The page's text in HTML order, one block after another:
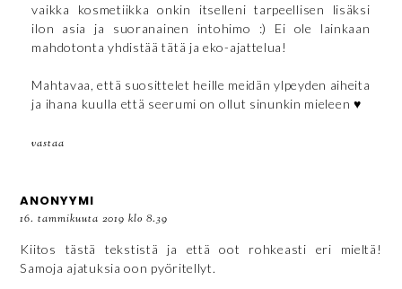
vaikka kosmetiikka onkin itselleni tarpeellisen lisäksi
ilon asia ja suoranainen intohimo :) Ei ole lainkaan
mahdotonta yhdistää tätä ja eko-ajattelua!
Mahtavaa, että suosittelet heille meidän ylpeyden aiheita
ja ihana kuulla että seerumi on ollut sinunkin mieleen ♥
vastaa
ANONYYMI
16. tammikuuta 2019 klo 8.39
Kiitos tästä tekstistä ja että oot rohkeasti eri mieltä!
Samoja ajatuksia oon pyöritellyt.